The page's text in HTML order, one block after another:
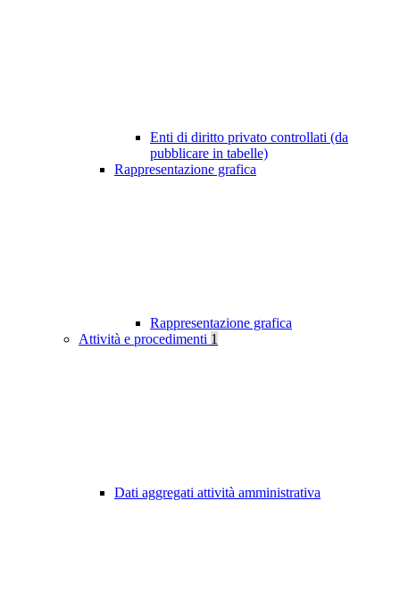
Enti di diritto privato controllati (da
pubblicare in tabelle)
Rappresentazione grafica
Rappresentazione grafica
Attività e procedimenti 1
Dati aggregati attività amministrativa